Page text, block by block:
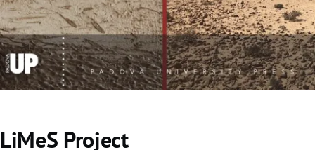
LiMeS Project